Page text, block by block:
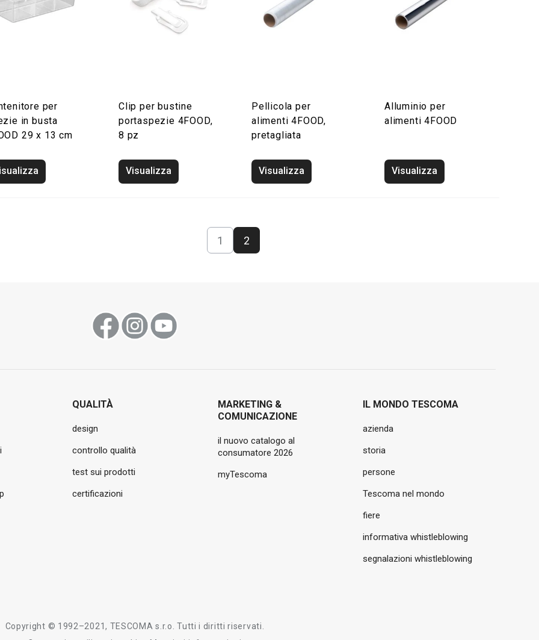
per
in busta
29 x 13 cm
Clip per bustine
portaspezie 4FOOD,
8 pz
Visualizza
Pellicola per
alimenti 4FOOD,
pretagliata
Visualizza
Alluminio per
alimenti 4FOOD
Visualizza
1 2
QUALITÀ
design
controllo qualità
test sui prodotti
certificazioni
MARKETING &
COMUNICAZIONE
il nuovo catalogo al
consumatore 2026
myTescoma
IL MONDO TESCOMA
azienda
storia
persone
Tescoma nel mondo
fiere
informativa whistleblowing
segnalazioni whistleblowing
Copyright © 1992–2021, TESCOMA s.r.o. Tutti i diritti riservati.